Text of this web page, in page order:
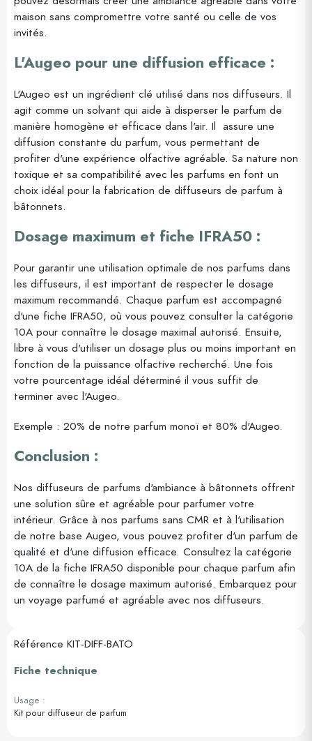
maison sans compromettre votre santé ou celle de vos
invités.
L'Augeo pour une diffusion efficace :
L'Augeo est un ingrédient clé utilisé dans nos diffuseurs. Il
agit comme un solvant qui aide à disperser le parfum de
manière homogène et efficace dans l'air. Il assure une
diffusion constante du parfum, vous permettant de
profiter d'une expérience olfactive agréable. Sa nature non
toxique et sa compatibilité avec les parfums en font un
choix idéal pour la fabrication de diffuseurs de parfum à
bâtonnets.
Dosage maximum et fiche IFRA50 :
Pour garantir une utilisation optimale de nos parfums dans
les diffuseurs, il est important de respecter le dosage
maximum recommandé. Chaque parfum est accompagné
d'une fiche IFRA50, où vous pouvez consulter la catégorie
10A pour connaître le dosage maximal autorisé. Ensuite,
libre à vous d'utiliser un dosage plus ou moins important en
fonction de la puissance olfactive recherché. Une fois
votre pourcentage idéal déterminé il vous suffit de
terminer avec l'Augeo.
Exemple : 20% de notre parfum monoï et 80% d'Augeo.
Conclusion :
Nos diffuseurs de parfums d'ambiance à bâtonnets offrent
une solution sûre et agréable pour parfumer votre
intérieur. Grâce à nos parfums sans CMR et à l'utilisation
de notre base Augeo, vous pouvez profiter d'un parfum de
qualité et d'une diffusion efficace. Consultez la catégorie
10A de la fiche IFRA50 disponible pour chaque parfum afin
de connaître le dosage maximum autorisé. Embarquez pour
un voyage parfumé et agréable avec nos diffuseurs.
Référence KIT-DIFF-BATO
Fiche technique
Usage :
Kit pour diffuseur de parfum